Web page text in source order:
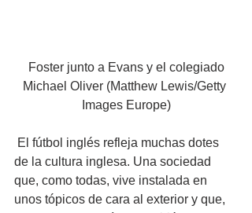
Michael Oliver (Matthew Lewis/Getty
Images Europe)
de la cultura inglesa. Una sociedad
que, como todas, vive instalada en
unos tópicos de cara al exterior y que,